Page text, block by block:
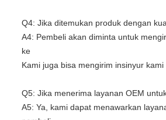
Q4: Jika ditemukan produk dengan
A4: Pembeli akan diminta untuk
ke
Kami juga bisa mengirim insinyur
Q5: Jika menerima layanan OEM
A5: Ya, kami dapat menawarkan